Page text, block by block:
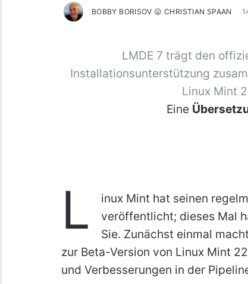
BOBBY BORISOV 😛 CHRISTIAN SPAAN
LMDE 7 trägt den
Installationsunterstützung
Linux Mint
Eine
L
inux Mint hat seinen
veröffentlicht; dieses Mal
Sie. Zunächst einmal
zur Beta-Version von Linux Mint
und Verbesserungen in der